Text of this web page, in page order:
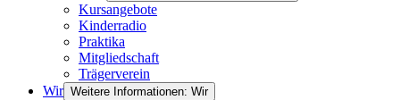
Kursangebote
Kinderradio
Praktika
Mitgliedschaft
Trägerverein
Wir Weitere Informationen: Wir